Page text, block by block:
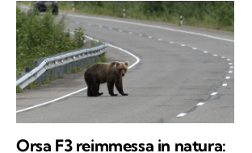
Orsa F3 reimmessa in natura: